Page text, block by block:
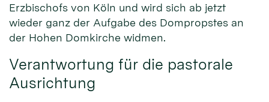
Erzbischofs von Köln und wird sich ab jetzt
wieder ganz der Aufgabe des Dompropstes an
der Hohen Domkirche widmen.
Verantwortung für die pastorale
Ausrichtung